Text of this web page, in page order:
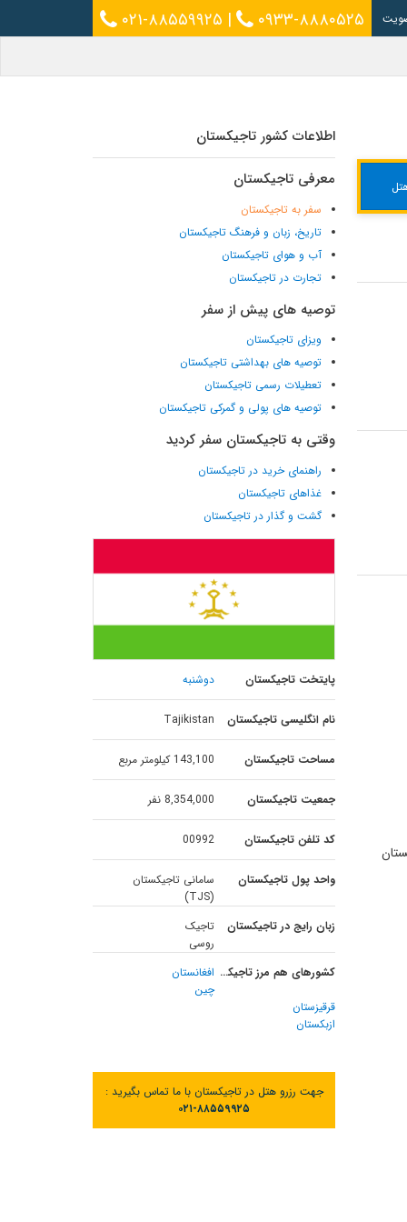
۰۲۱-۸۸۵۵۹۹۲۵ | ۰۹۳۳-۸۸۸۰۵۲۵
اطلاعات کشور تاجیکستان
معرفی تاجیکستان
سفر به تاجیکستان
تاریخ، زبان و فرهنگ تاجیکستان
آب و هوای تاجیکستان
تجارت در تاجیکستان
توصیه های پیش از سفر
ویزای تاجیکستان
توصیه های بهداشتی تاجیکستان
تعطیلات رسمی تاجیکستان
توصیه های پولی و گمرکی تاجیکستان
وقتی به تاجیکستان سفر کردید
راهنمای خرید در تاجیکستان
غذاهای تاجیکستان
گشت و گذار در تاجیکستان
پایتخت تاجیکستان دوشنبه
نام انگلیسی تاجیکستان Tajikistan
مساحت تاجیکستان 143,100 کیلومتر مربع
جمعیت تاجیکستان 8,354,000 نفر
کد تلفن تاجیکستان 00992
واحد پول تاجیکستان
سامانی تاجیکستان
(TJS)
زبان رایج در تاجیکستان
تاجیک
روسی
کشورهای هم مرز تاجیکستان افغانستان
چین
قرقیزستان
ازبکستان
جهت رزرو هتل در تاجیکستان با ما تماس بگیرید :
۰۲۱-۸۸۵۵۹۹۲۵